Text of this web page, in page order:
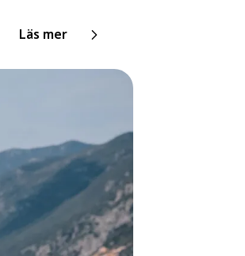
Läs mer